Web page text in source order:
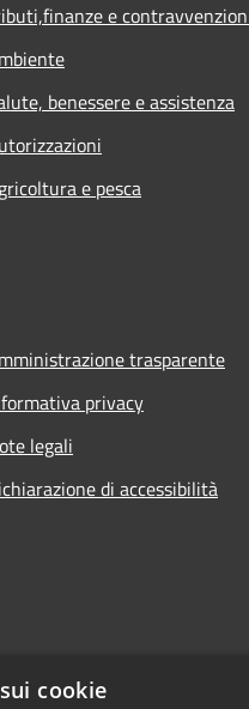
e
benessere e assistenza
e pesca
trasparente
privacy
legali
di accessibilità
cookie